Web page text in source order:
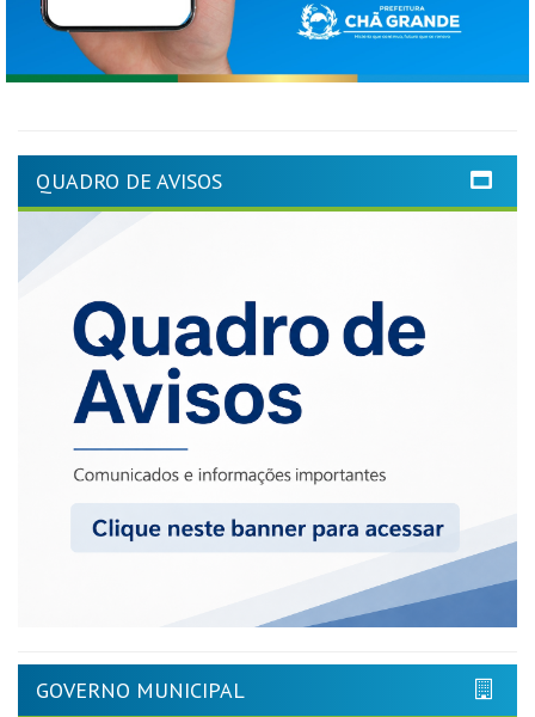
QUADRO DE AVISOS
GOVERNO MUNICIPAL